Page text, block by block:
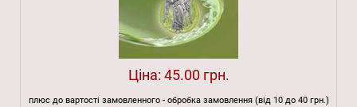
Ціна: 45.00 грн.
плюс до вартості замовленного - обробка замовлення (від 10 до 40 грн.)